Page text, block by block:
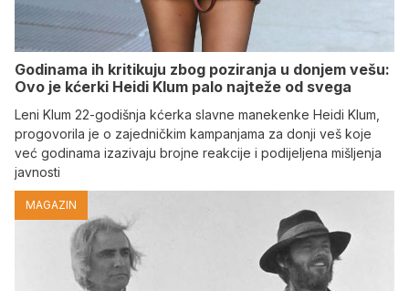
Godinama ih kritikuju zbog poziranja u donjem vešu:
Ovo je kćerki Heidi Klum palo najteže od svega
Leni Klum 22-godišnja kćerka slavne manekenke Heidi Klum,
progovorila je o zajedničkim kampanjama za donji veš koje
već godinama izazivaju brojne reakcije i podijeljena mišljenja
javnosti
MAGAZIN